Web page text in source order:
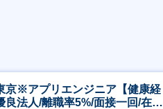
京※アプリエンジニア【健康経
良法人/離職率5%/面接一回/在宅